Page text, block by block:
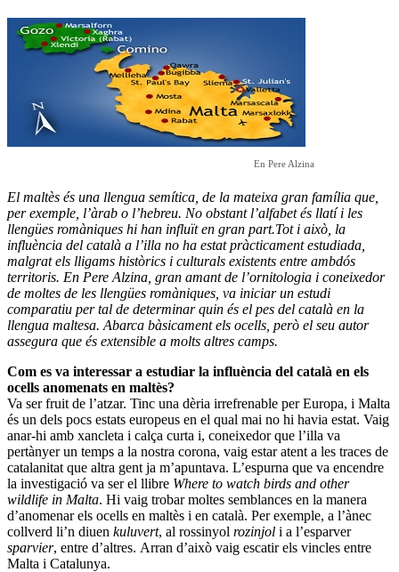
En Pere Alzina
El maltès és una llengua semítica, de la mateixa gran família que,
per exemple, l’àrab o l’hebreu. No obstant l’alfabet és llatí i les
llengües romàniques hi han influït en gran part.Tot i això, la
influència del català a l’illa no ha estat pràcticament estudiada,
malgrat els lligams històrics i culturals existents entre ambdós
territoris. En Pere Alzina, gran amant de l’ornitologia i coneixedor
de moltes de les llengües romàniques, va iniciar un estudi
comparatiu per tal de determinar quin és el pes del català en la
llengua maltesa. Abarca bàsicament els ocells, però el seu autor
assegura que és extensible a molts altres camps.
Com es va interessar a estudiar la influència del català en els
ocells anomenats en maltès?
Va ser fruit de l’atzar. Tinc una dèria irrefrenable per Europa, i Malta
és un dels pocs estats europeus en el qual mai no hi havia estat. Vaig
anar-hi amb xancleta i calça curta i, coneixedor que l’illa va
pertànyer un temps a la nostra corona, vaig estar atent a les traces de
catalanitat que altra gent ja m’apuntava. L’espurna que va encendre
la investigació va ser el llibre Where to watch birds and other
wildlife in Malta. Hi vaig trobar moltes semblances en la manera
d’anomenar els ocells en maltès i en català. Per exemple, a l’ànec
collverd li’n diuen kuluvert, al rossinyol rozinjol i a l’esparver
sparvier, entre d’altres. Arran d’això vaig escatir els vincles entre
Malta i Catalunya.